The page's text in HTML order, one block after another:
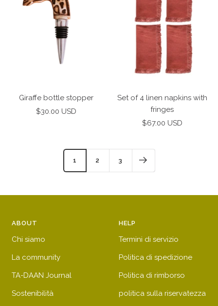
Giraffe bottle stopper
Prezzo
$30.00 USD
Set of 4 linen napkins with
fringes
Prezzo
vendita
$67.00 USD
1 2 3
ABOUT
Chi siamo
La community
TA-DAAN Journal
Sostenibilità
HELP
Termini di servizio
Politica di spedizione
Politica di rimborso
politica sulla riservatezza